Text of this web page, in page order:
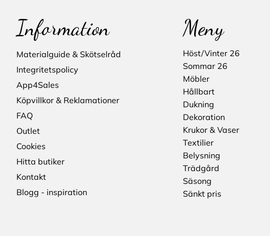
Information
Materialguide & Skötselråd
Integritetspolicy
App4Sales
Köpvillkor & Reklamationer
FAQ
Outlet
Cookies
Hitta butiker
Kontakt
Blogg - inspiration
Meny
Höst/Vinter 26
Sommar 26
Möbler
Hållbart
Dukning
Dekoration
Krukor & Vaser
Textilier
Belysning
Trädgård
Säsong
Sänkt pris